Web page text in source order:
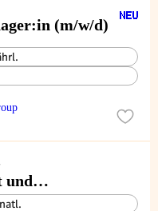
(m/w/d)
und
d)